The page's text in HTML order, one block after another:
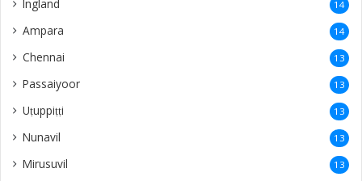
Ingland 14
Ampara 14
Chennai 13
Passaiyoor 13
Uṭuppiṭṭi 13
Nunavil 13
Mirusuvil 13